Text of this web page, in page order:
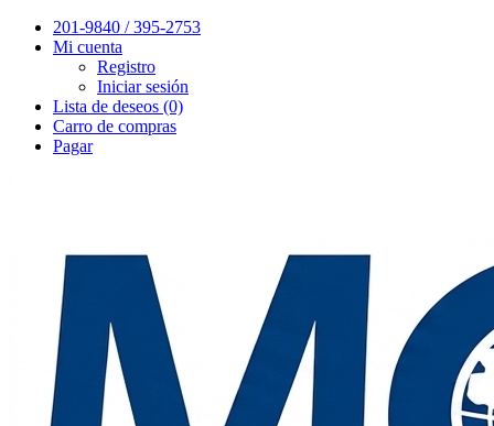
201-9840 / 395-2753
Mi cuenta
Registro
Iniciar sesión
Lista de deseos (0)
Carro de compras
Pagar